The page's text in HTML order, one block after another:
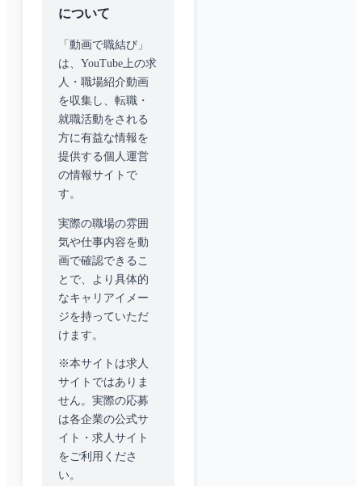
について
「動画で職結び」
は、YouTube上の求
人・職場紹介動画
を収集し、転職・
就職活動をされる
方に有益な情報を
提供する個人運営
の情報サイトで
す。
実際の職場の雰囲
気や仕事内容を動
画で確認できるこ
とで、より具体的
なキャリアイメー
ジを持っていただ
けます。
※本サイトは求人
サイトではありま
せん。実際の応募
は各企業の公式サ
イト・求人サイト
をご利用くださ
い。